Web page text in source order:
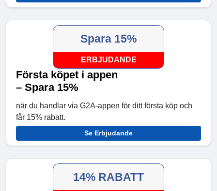
Spara 15%
ERBJUDANDE
Första köpet i appen
– Spara 15%
när du handlar via G2A-appen för ditt första köp och
får 15% rabatt.
Se Erbjudande
14% RABATT